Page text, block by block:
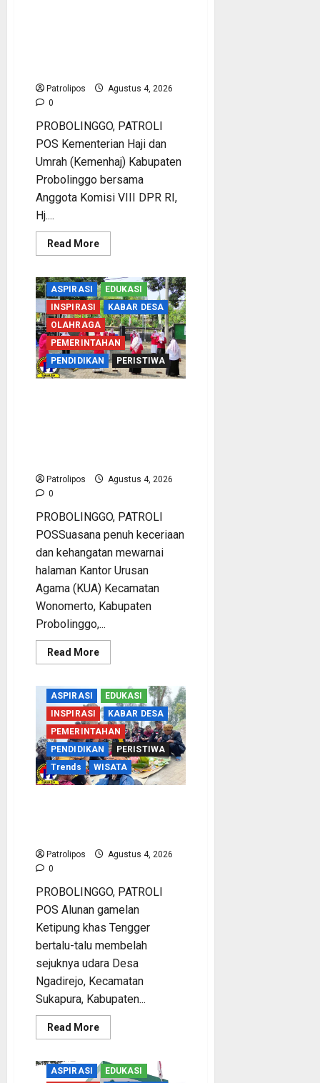
Patrolipos
Agustus 4, 2026
0
PROBOLINGGO, PATROLI
POS Kementerian Haji dan
Umrah (Kemenhaj) Kabupaten
Probolinggo bersama
Anggota Komisi VIII DPR RI,
Hj....
Read MoreRead
more
Haji
Bersama
Komisi
VIII
DPR
RI
Mantapkan
Persiapan
Penyelenggaraan
Haji
2027
ASPIRASI
EDUKASI
INSPIRASI
KABAR DESA
OLAHRAGA
PEMERINTAHAN
PENDIDIKAN
PERISTIWA
Patrolipos
Agustus 4, 2026
0
PROBOLINGGO, PATROLI
POSSuasana penuh keceriaan
dan kehangatan mewarnai
halaman Kantor Urusan
Agama (KUA) Kecamatan
Wonomerto, Kabupaten
Probolinggo,...
Read MoreRead
more
Tema
Indonesia
Berdaulat,
DWP
UP
KUA
Wonomerto
Tumbuhkan
Solidaritas
Lewat
ASPIRASI
EDUKASI
INSPIRASI
KABAR DESA
PEMERINTAHAN
PENDIDIKAN
PERISTIWA
Trends
WISATA
Patrolipos
Agustus 4, 2026
0
PROBOLINGGO, PATROLI
POS Alunan gamelan
Ketipung khas Tengger
bertalu-talu membelah
sejuknya udara Desa
Ngadirejo, Kecamatan
Sukapura, Kabupaten...
Read MoreRead
more
Lintas
Iman
ASPIRASI
EDUKASI